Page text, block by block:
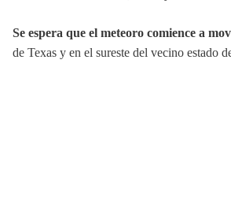
Se espera que el meteoro comience a
de Texas y en el sureste del vecino estado